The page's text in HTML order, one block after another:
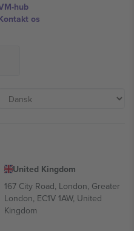
hub
os
United Kingdom
167 City Road, London, Greater
London, EC1V 1AW, United
Kingdom